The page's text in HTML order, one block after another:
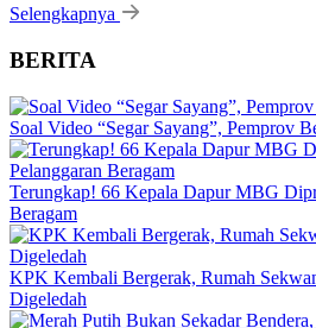
Selengkapnya
BERITA
Soal Video “Segar Sayang”, Pemprov
Terungkap! 66 Kepala Dapur MBG
Beragam
KPK Kembali Bergerak, Rumah
Digeledah